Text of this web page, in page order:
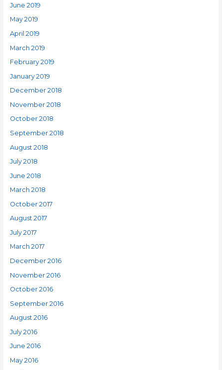
June 2019
May 2019
April 2019
March 2019
February 2019
January 2019
December 2018
November 2018
October 2018
September 2018
August 2018
July 2018
June 2018
March 2018
October 2017
August 2017
July 2017
March 2017
December 2016
November 2016
October 2016
September 2016
August 2016
July 2016
June 2016
May 2016